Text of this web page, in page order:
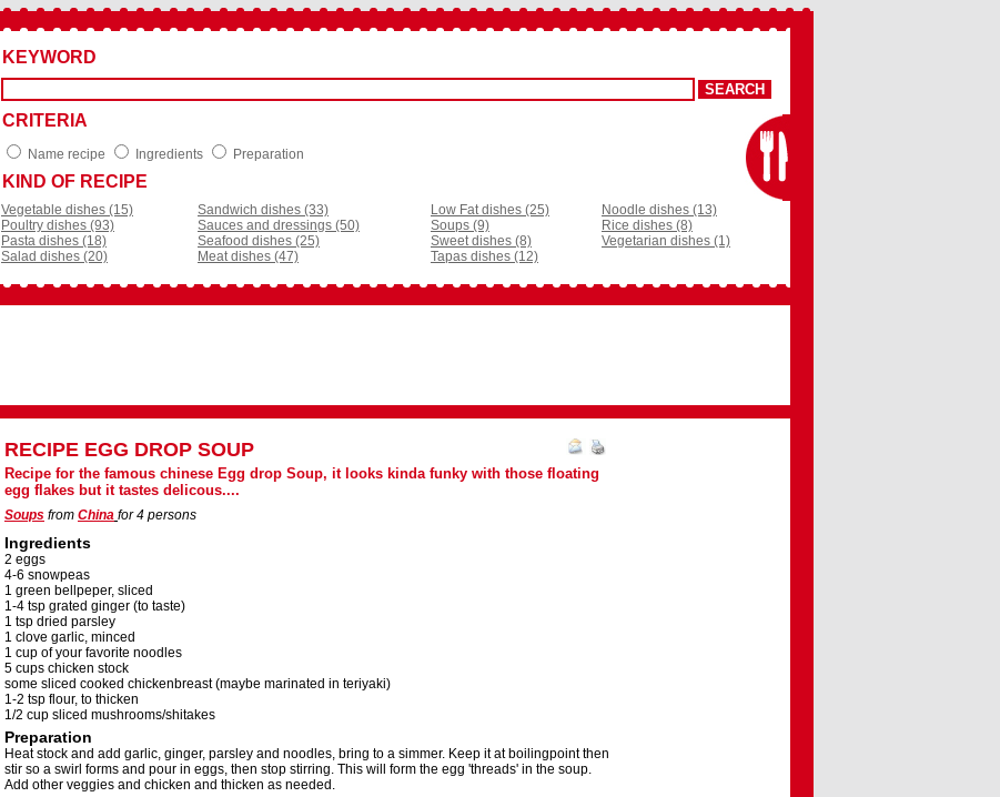
KEYWORD
CRITERIA
Name recipe Ingredients Preparation
KIND OF RECIPE
Vegetable dishes (15)
Poultry dishes (93)
Pasta dishes (18)
Salad dishes (20)
Sandwich dishes (33)
Sauces and dressings (50)
Seafood dishes (25)
Meat dishes (47)
Low Fat dishes (25)
Soups (9)
Sweet dishes (8)
Tapas dishes (12)
Noodle dishes (13)
Rice dishes (8)
Vegetarian dishes (1)
RECIPE EGG DROP SOUP
Recipe for the famous chinese Egg drop Soup, it looks kinda funky with those floating
egg flakes but it tastes delicous....
Soups from China for4 persons
Ingredients
2 eggs
4-6 snowpeas
1 green bellpeper, sliced
1-4 tsp grated ginger (to taste)
1 tsp dried parsley
1 clove garlic, minced
1 cup of your favorite noodles
5 cups chicken stock
some sliced cooked chickenbreast (maybe marinated in teriyaki)
1-2 tsp flour, to thicken
1/2 cup sliced mushrooms/shitakes
Preparation
Heat stock and add garlic, ginger, parsley and noodles, bring to a simmer. Keep it at boilingpoint then
stir so a swirl forms and pour in eggs, then stop stirring. This will form the egg 'threads' in the soup.
Add other veggies and chicken and thicken as needed.